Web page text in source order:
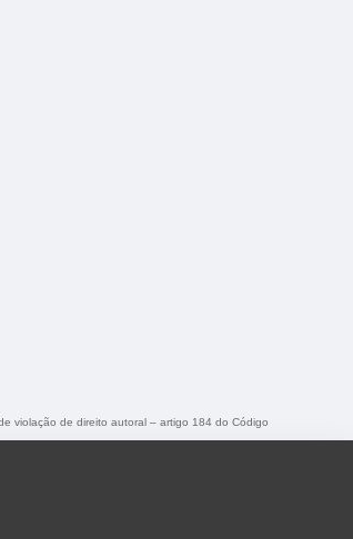
violação de direito autoral – artigo 184 do Código